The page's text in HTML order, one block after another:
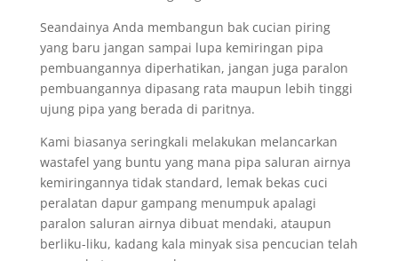
Seandainya Anda membangun bak cucian piring
yang baru jangan sampai lupa kemiringan pipa
pembuangannya diperhatikan, jangan juga paralon
pembuangannya dipasang rata maupun lebih tinggi
ujung pipa yang berada di paritnya.
Kami biasanya seringkali melakukan melancarkan
wastafel yang buntu yang mana pipa saluran airnya
kemiringannya tidak standard, lemak bekas cuci
peralatan dapur gampang menumpuk apalagi
paralon saluran airnya dibuat mendaki, ataupun
berliku-liku, kadang kala minyak sisa pencucian telah